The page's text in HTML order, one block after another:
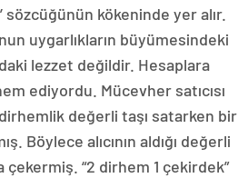
sözcüğünün kökeninde yer alır.
uygarlıkların büyümesindeki
lezzet değildir. Hesaplara
ediyordu. Mücevher satıcısı
dirhemlik değerli taşı satarken bir
Böylece alıcının aldığı değerli
“2 dirhem 1 çekirdek”